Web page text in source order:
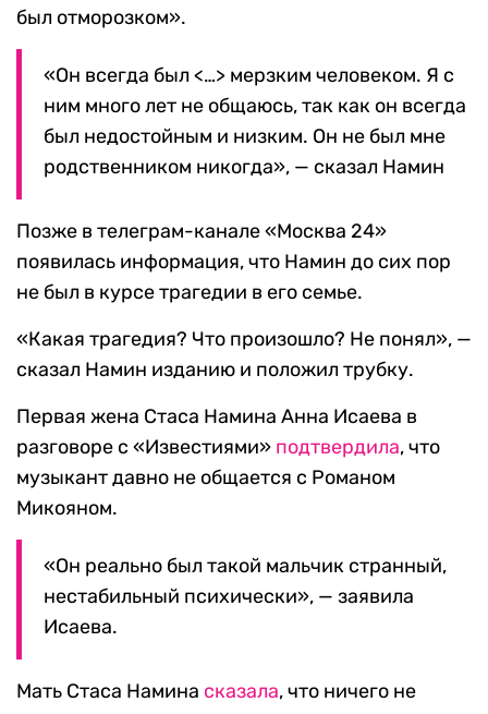
был отморозком».
«Он всегда был <…> мерзким человеком. Я с
ним много лет не общаюсь, так как он всегда
был недостойным и низким. Он не был мне
родственником никогда», — сказал Намин
Позже в телеграм-канале «Москва 24»
появилась информация, что Намин до сих пор
не был в курсе трагедии в его семье.
«Какая трагедия? Что произошло? Не понял», —
сказал Намин изданию и положил трубку.
Первая жена Стаса Намина Анна Исаева в
разговоре с «Известиями» подтвердила, что
музыкант давно не общается с Романом
Микояном.
«Он реально был такой мальчик странный,
нестабильный психически», — заявила
Исаева.
Мать Стаса Намина сказала, что ничего не